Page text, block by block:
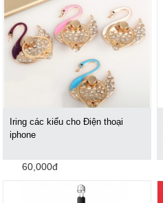
Iring các kiểu cho Điện thoại
iphone
60,000đ